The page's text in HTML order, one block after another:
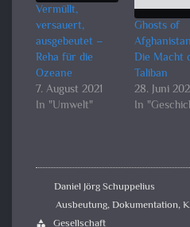
Vermüllt,
versauert,
ausgebeutet –
Reha für die
Ozeane
7. August 2021
In "Umwelt"
Ghosts of
Die Macht
Taliban
28. Juni
In
Daniel Jörg Schuppelius
Ausbeutung,Dokumentation,
category Gesellschaft